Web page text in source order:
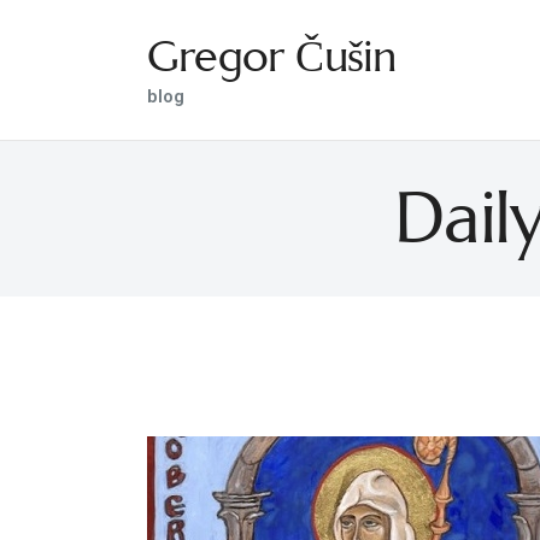
Gregor Čušin
blog
Gregor Čušin
blog